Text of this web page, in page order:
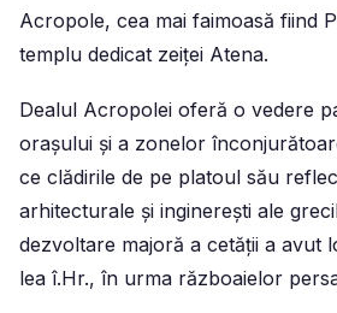
Acropole, cea mai faimoasă fiind
templu dedicat zeiței Atena.
Dealul Acropolei oferă o vedere
orașului și a zonelor
ce clădirile de pe platoul său
arhitecturale și inginerești ale
dezvoltare majoră a cetății a avut
lea î.Hr., în urma războaielor